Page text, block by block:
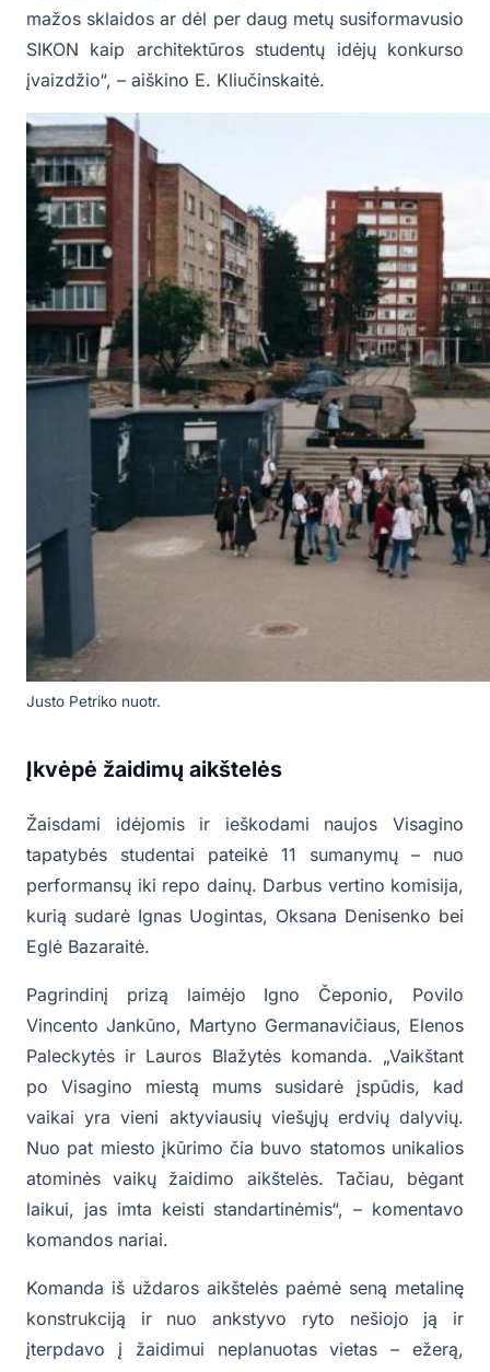
mažos sklaidos ar dėl per daug metų susiformavusio
SIKON kaip architektūros studentų idėjų konkurso
įvaizdžio“, – aiškino E. Kliučinskaitė.
Justo Petriko nuotr.
Įkvėpė žaidimų aikštelės
Žaisdami idėjomis ir ieškodami naujos Visagino
tapatybės studentai pateikė 11 sumanymų – nuo
performansų iki repo dainų. Darbus vertino komisija,
kurią sudarė Ignas Uogintas, Oksana Denisenko bei
Eglė Bazaraitė.
Pagrindinį prizą laimėjo Igno Čeponio, Povilo
Vincento Jankūno, Martyno Germanavičiaus, Elenos
Paleckytės ir Lauros Blažytės komanda. „Vaikštant
po Visagino miestą mums susidarė įspūdis, kad
vaikai yra vieni aktyviausių viešųjų erdvių dalyvių.
Nuo pat miesto įkūrimo čia buvo statomos unikalios
atominės vaikų žaidimo aikštelės. Tačiau, bėgant
laikui, jas imta keisti standartinėmis“, – komentavo
komandos nariai.
Komanda iš uždaros aikštelės paėmė seną metalinę
konstrukciją ir nuo ankstyvo ryto nešiojo ją ir
įterpdavo į žaidimui neplanuotas vietas – ežerą,